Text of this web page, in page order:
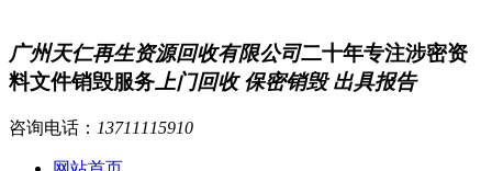
广州天仁再生资源回收有限公司二十年专注涉密资
料文件销毁服务 上门回收 保密销毁 出具报告
咨询电话： 13711115910